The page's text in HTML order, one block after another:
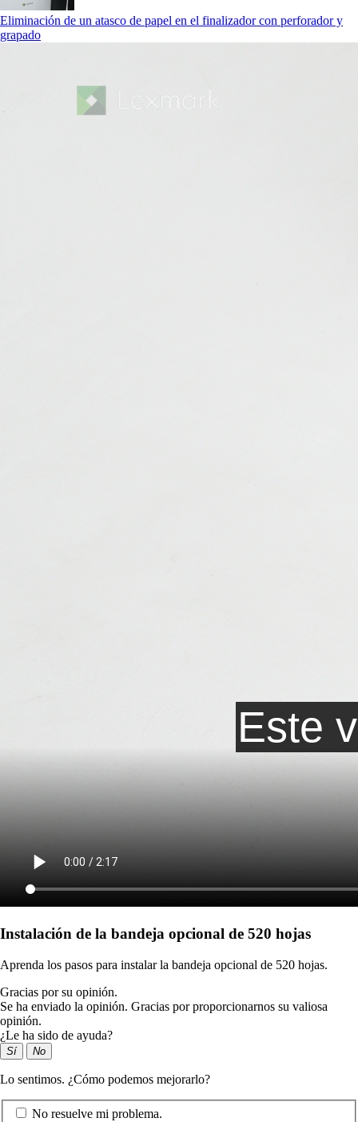
Eliminación de un atasco de papel en el finalizador con perforador y
grapado
Instalación de la bandeja opcional de 520 hojas
Aprenda los pasos para instalar la bandeja opcional de 520 hojas.
Gracias por su opinión.
Se ha enviado la opinión. Gracias por proporcionarnos su valiosa
opinión.
¿Le ha sido de ayuda?
Sí No
Lo sentimos. ¿Cómo podemos mejorarlo?
No resuelve mi problema.